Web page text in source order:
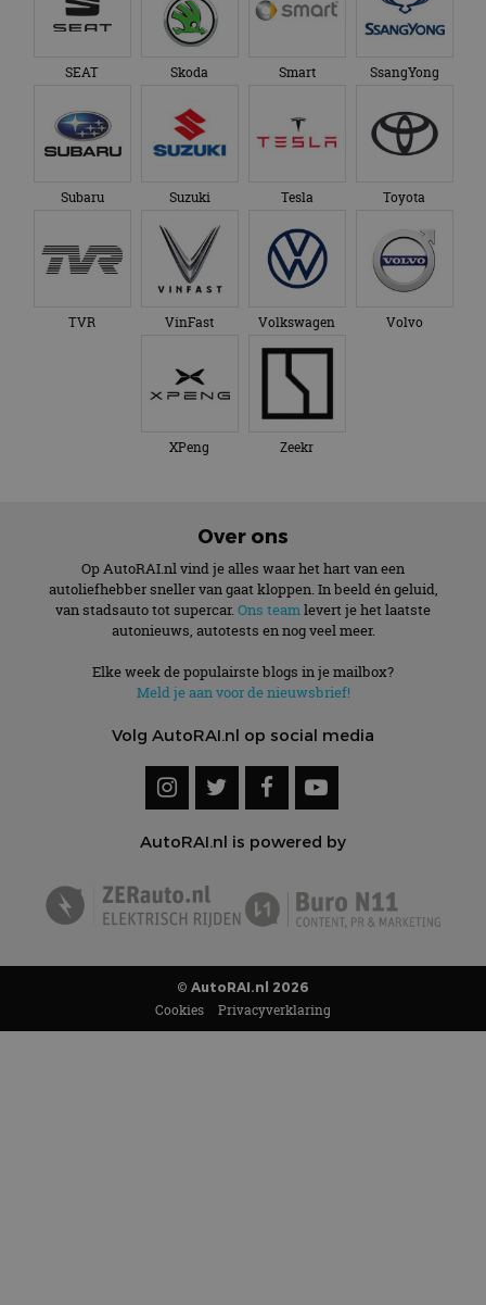
SEAT Skoda Smart SsangYong
Subaru Suzuki Tesla Toyota
TVR VinFast Volkswagen Volvo
XPeng Zeekr
Over ons
Op AutoRAI.nl vind je alles waar het hart van een
autoliefhebber sneller van gaat kloppen. In beeld én geluid,
van stadsauto tot supercar. Ons teamlevert je het laatste
autonieuws, autotests en nog veel meer.
Elke week de populairste blogs in je mailbox?
Meld je aan voor de nieuwsbrief!
Volg AutoRAI.nl op social media
AutoRAI.nl is powered by
© AutoRAI.nl 2026
Cookies Privacyverklaring